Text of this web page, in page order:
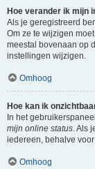
Hoe verander ik mijn
Als je geregistreerd
Om ze te wijzigen
meestal bovenaan op
instellingen wijzigen.
Omhoog
Hoe kan ik
In het
mijn online status. Als
iedereen, behalve
Omhoog